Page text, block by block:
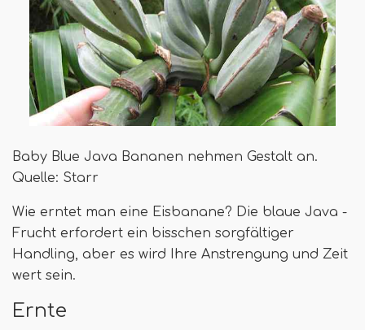
Baby Blue Java Bananen nehmen Gestalt an.
Quelle: Starr
Wie erntet man eine Eisbanane? Die blaue Java -
Frucht erfordert ein bisschen sorgfältiger
Handling, aber es wird Ihre Anstrengung und Zeit
wert sein.
Ernte